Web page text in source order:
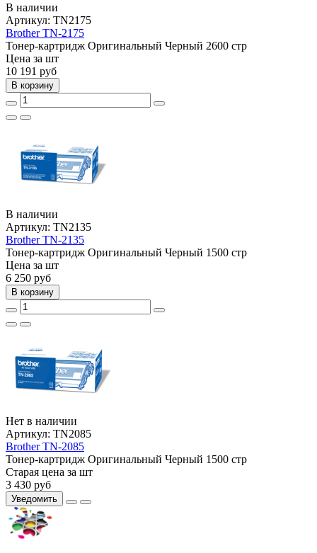
В наличии
Артикул: TN2175
Brother TN-2175
Тонер-картридж Оригинальный Черный 2600 стр
Цена за шт
10 191 руб
В корзину
В наличии
Артикул: TN2135
Brother TN-2135
Тонер-картридж Оригинальный Черный 1500 стр
Цена за шт
6 250 руб
В корзину
Нет в наличии
Артикул: TN2085
Brother TN-2085
Тонер-картридж Оригинальный Черный 1500 стр
Старая цена за шт
3 430 руб
Уведомить